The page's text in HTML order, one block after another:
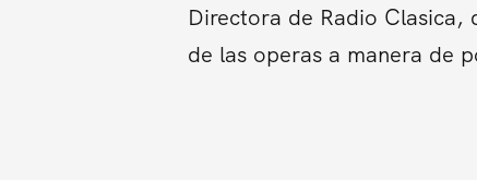
Directora de Radio Clasica,
de las operas a manera de